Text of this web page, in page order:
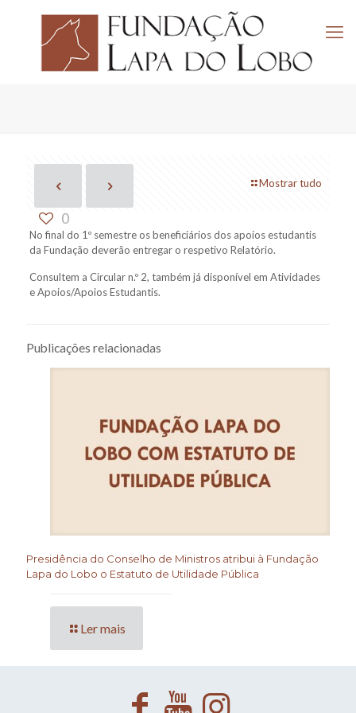
Mostrar tudo
0
No final do 1º semestre os beneficiários dos apoios estudantis
da Fundação deverão entregar o respetivo Relatório.
Consultem a Circular n.º 2, também já disponível em Atividades
e Apoios/Apoios Estudantis.
Publicações relacionadas
Presidência do Conselho de Ministros atribui à Fundação
Lapa do Lobo o Estatuto de Utilidade Pública
Ler mais